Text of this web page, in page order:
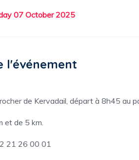
07 October 2025
l'événement
de Kervadail, départ à 8h45 au
et de 5 km.
21 26 00 01